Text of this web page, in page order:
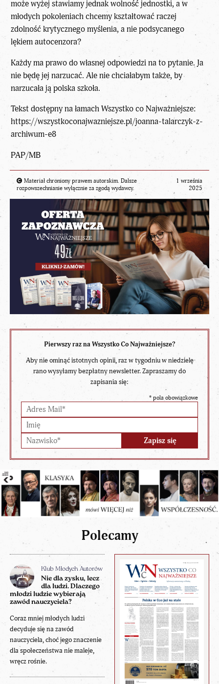
może wyżej stawiamy jednak wolność jednostki, a w
młodych pokoleniach chcemykształtowaćraczej
zdolność krytycznego myślenia, a nie podsycanego
lękiem autocenzora?
Każdy ma prawo do własnej odpowiedzi na to pytanie. Ja
nie będę jej narzucać. Ale nie chciałabym także, by
narzucała ją polska szkoła.
Tekst dostępny na łamachWszystko co Najważniejsze:
https://wszystkoconajwazniejsze.pl/joanna-talarczyk-z-
archiwum-e8
PAP/MB
Materiał chroniony prawem autorskim. Dalsze
rozpowszechnianie wyłącznie za zgodą wydawcy.
1 września
2025
Pierwszy raz na Wszystko Co Najważniejsze?
Aby nie ominąć istotnych opinii, raz w tygodniu w niedzielę
rano wysyłamy bezpłatny newsletter. Zapraszamy do
zapisania się:
* pola obowiązkowe
Polecamy
Klub Młodych Autorów
Nie dla zysku, lecz
dla ludzi. Dlaczego
młodzi ludzie wybierają
zawód nauczyciela?
Coraz mniej młodych ludzi
decyduje się na zawód
nauczyciela, choć jego znaczenie
dla społeczeństwa nie maleje,
wręcz rośnie.